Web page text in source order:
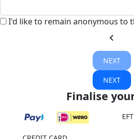
I'd like to remain anonymous to
chevron_left
NEXT
NEXT
Finalise
EFT